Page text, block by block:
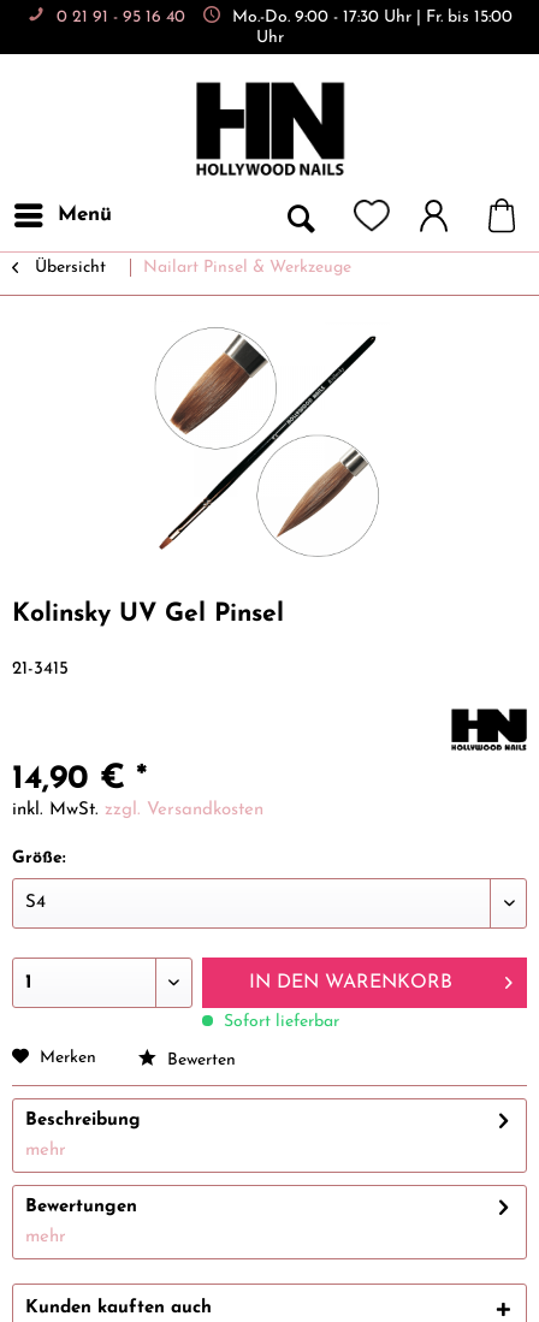
0 21 91 - 95 16 40
Mo.-Do. 9:00 - 17:30 Uhr | Fr. bis 15:00
Uhr
Menü
Übersicht Nailart Pinsel & Werkzeuge
Kolinsky UV Gel Pinsel
21-3415
14,90 € *
inkl. MwSt. zzgl. Versandkosten
Größe:
IN DEN WARENKORB
Sofort lieferbar
Merken
Bewerten
Beschreibung
mehr
Bewertungen
mehr
Kunden kauften auch